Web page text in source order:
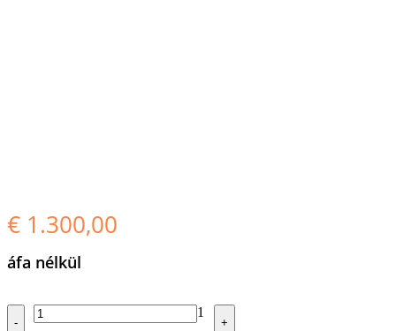
€ 1.300,00
áfa nélkül
Quantity
-
1
+